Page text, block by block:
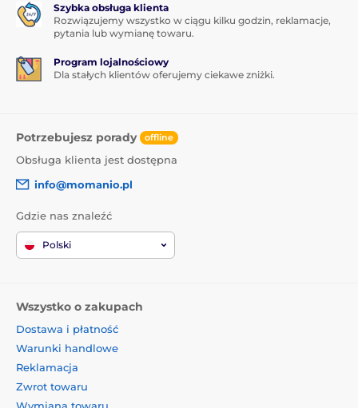
Szybka obsługa klienta
Rozwiązujemy wszystko w ciągu kilku godzin, reklamacje,
pytania lub wymianę towaru.
Program lojalnościowy
Dla stałych klientów oferujemy ciekawe zniżki.
Potrzebujesz porady offline
Obsługa klienta jest dostępna
info@momanio.pl
Gdzie nas znaleźć
Polski
Wszystko o zakupach
Dostawa i płatność
Warunki handlowe
Reklamacja
Zwrot towaru